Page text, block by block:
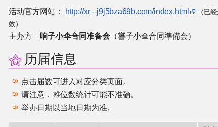
活动官方网站： http://xn--j9j5bza69b.com/index.html
（已
效）
主办方： 响子小伞合同准备会 （響子小傘合同準備会）
历届信息
点击届数可进入对应分类页面。
请注意，摊位数统计可能不准确。
举办日期以当地日期为准。
展会作品列表
商业二次创作
同人二次创作
同人社团列表